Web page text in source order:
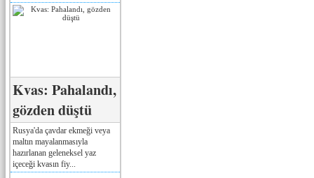
Kvas: Pahalandı,
gözden düştü
Rusya'da çavdar ekmeği veya
maltın mayalanmasıyla
hazırlanan geleneksel yaz
içeceği kvasın fiy...